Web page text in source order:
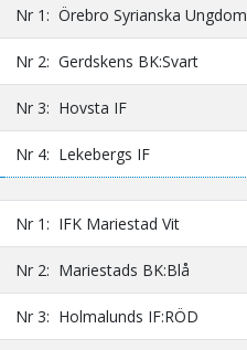
Nr 1: Örebro Syrianska Ungdom
Nr 2: Gerdskens BK:Svart
Nr 3: Hovsta IF
Nr 4: Lekebergs IF
Nr 1: IFK Mariestad Vit
Nr 2: Mariestads BK:Blå
Nr 3: Holmalunds IF:RÖD